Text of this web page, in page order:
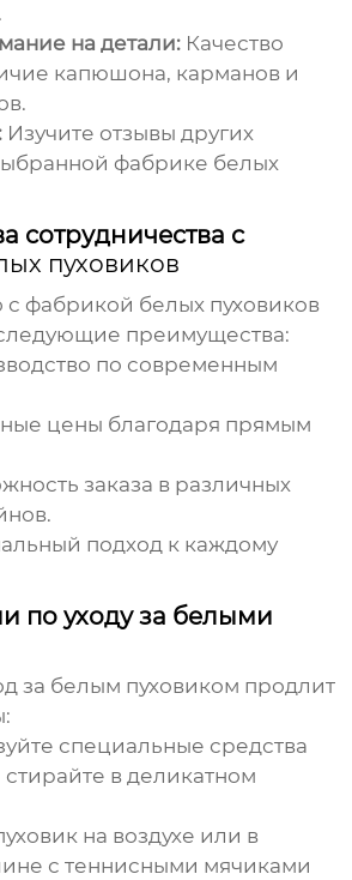
на детали: Качество
капюшона, карманов и
Изучите отзывы других
фабрике белых
сотрудничества с
пуховиков
с фабрикой белых пуховиков
преимущества:
по современным
цены благодаря прямым
заказа в различных
подход к каждому
по уходу за белыми
за белым пуховиком продлит
специальные средства
стирайте в деликатном
на воздухе или в
с теннисными мячиками